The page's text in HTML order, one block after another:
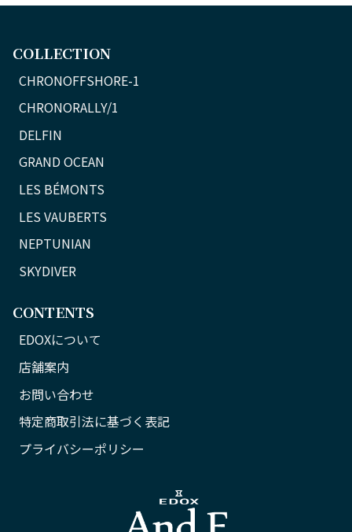
COLLECTION
CHRONOFFSHORE-1
CHRONORALLY/1
DELFIN
GRAND OCEAN
LES BÉMONTS
LES VAUBERTS
NEPTUNIAN
SKYDIVER
CONTENTS
EDOXについて
店舗案内
お問い合わせ
特定商取引法に基づく表記
プライバシーポリシー